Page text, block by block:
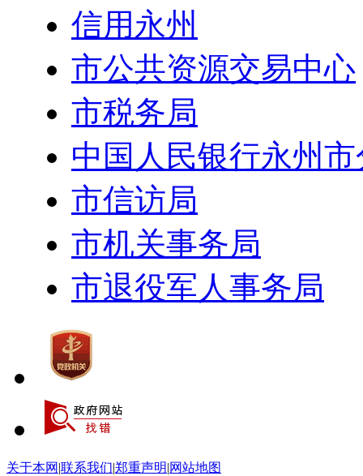
信用永州
市公共资源交易中心
市税务局
中国人民银行永州
市信访局
市机关事务局
市退役军人事务局
关于本网 |联系我们|郑重声明|网站地图